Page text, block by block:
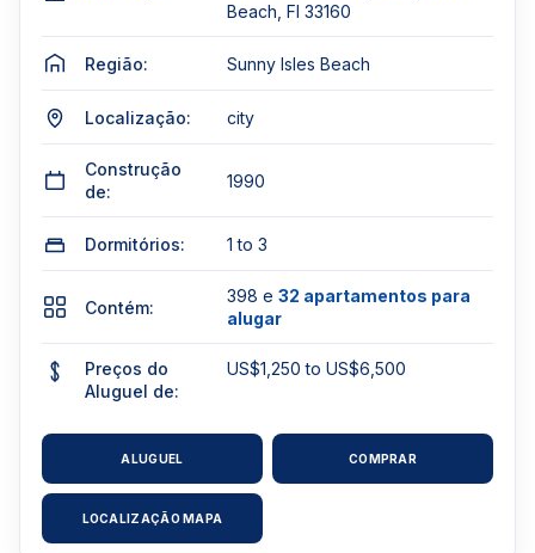
Beach, Fl 33160
Região: Sunny Isles Beach
Localização: city
Construção
de:
1990
Dormitórios: 1 to 3
Contém:
398 e 32 apartamentos para
alugar
Preços do
Aluguel de:
US$1,250 to US$6,500
ALUGUEL COMPRAR
LOCALIZAÇÃO MAPA